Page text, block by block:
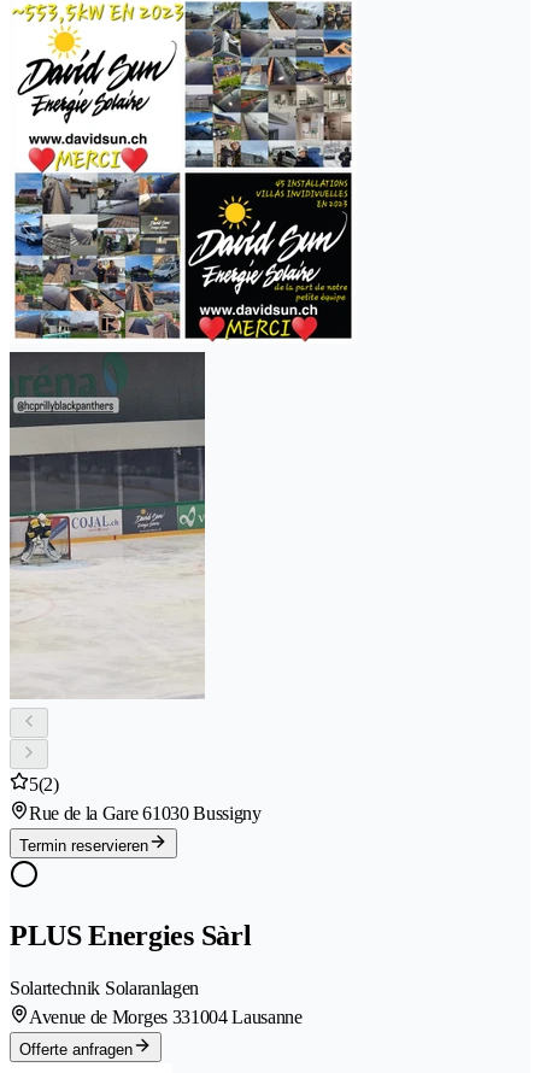
5(2)
Rue de la Gare 61030 Bussigny
Termin reservieren
PLUS Energies Sàrl
Solartechnik Solaranlagen
Avenue de Morges 331004 Lausanne
Offerte anfragen